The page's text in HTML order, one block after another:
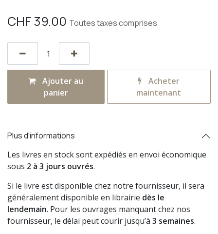
CHF39.00 Toutes taxes comprises
Ajouter au
panier
Acheter
maintenant
Plus d'informations
Les livres en stock sont expédiés en envoi économique
sous 2 à 3 jours ouvrés.
Si le livre est disponible chez notre fournisseur, il sera
généralement disponible en librairie dès le
lendemain. Pour les ouvrages manquant chez nos
fournisseur, le délai peut courir jusqu’à 3 semaines.